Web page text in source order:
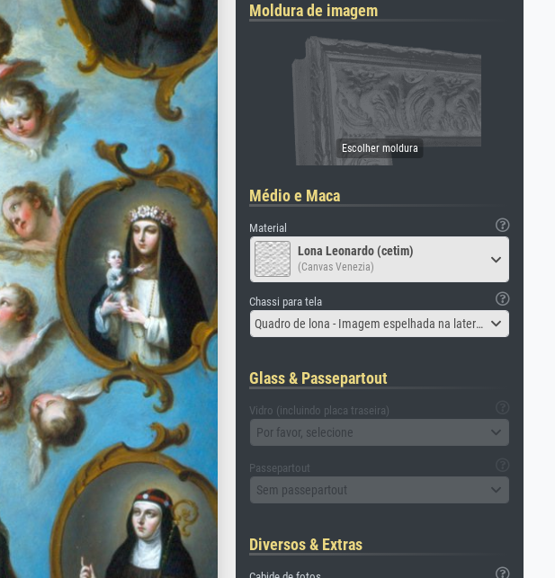
Moldura de imagem
Médio e Maca
Material
Lona Leonardo (cetim)
(Canvas Venezia)
Chassi para tela
Quadro de lona - Imagem espelhada na lateral
Glass & Passepartout
Vidro (incluindo placa traseira)
Por favor, selecione
Passepartout
Sem passepartout
Diversos & Extras